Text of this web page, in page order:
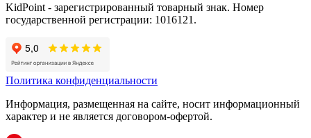
KidPoint - зарегистрированный товарный знак. Номер
государственной регистрации: 1016121.
Политика конфиденциальности
Информация, размещенная на сайте, носит информационный
характер и не является договором-офертой.